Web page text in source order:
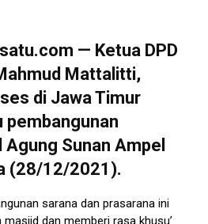
— Ketua DPD
Mattalitti,
di Jawa Timur
pembangunan
Sunan Ampel
(28/12/2021).
sarana dan prasarana ini
dan memberi rasa khusu’